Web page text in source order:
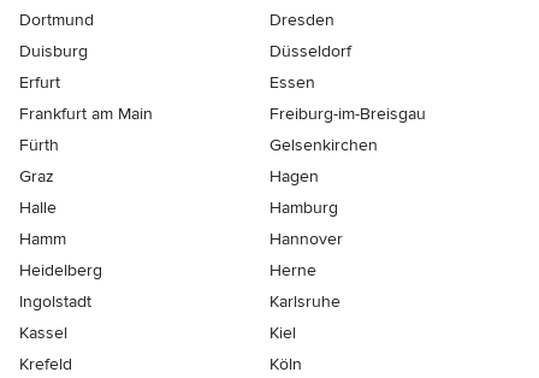
Dortmund
Dresden
Duisburg
Düsseldorf
Erfurt
Essen
Frankfurt am Main
Freiburg-im-Breisgau
Fürth
Gelsenkirchen
Graz
Hagen
Halle
Hamburg
Hamm
Hannover
Heidelberg
Herne
Ingolstadt
Karlsruhe
Kassel
Kiel
Krefeld
Köln